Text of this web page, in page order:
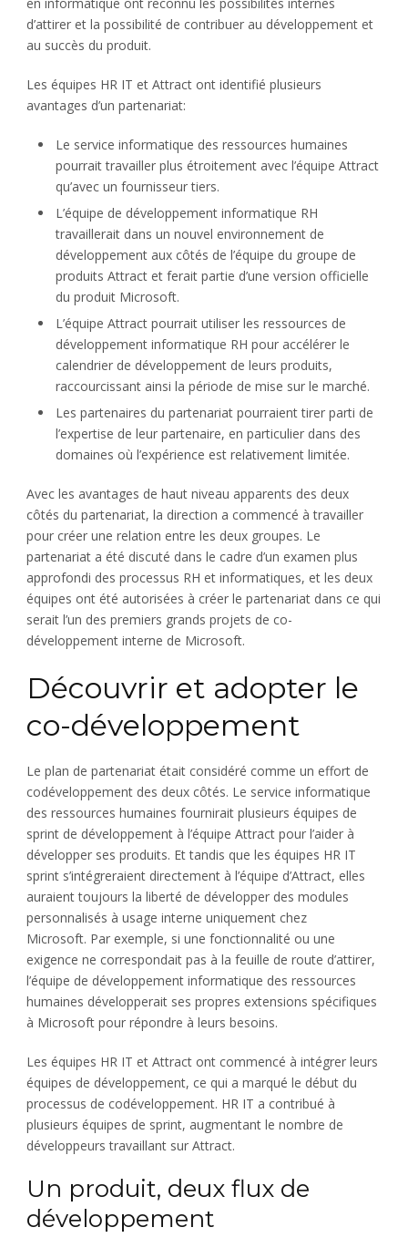
d’attirer et la possibilité de contribuer au développement et
au succès du produit.
Les équipes HR IT et Attract ont identifié plusieurs
avantages d’un partenariat:
Le service informatique des ressources humaines
pourrait travailler plus étroitement avec l’équipe Attract
qu’avec un fournisseur tiers.
L’équipe de développement informatique RH
travaillerait dans un nouvel environnement de
développement aux côtés de l’équipe du groupe de
produits Attract et ferait partie d’une version officielle
du produit Microsoft.
L’équipe Attract pourrait utiliser les ressources de
développement informatique RH pour accélérer le
calendrier de développement de leurs produits,
raccourcissant ainsi la période de mise sur le marché.
Les partenaires du partenariat pourraient tirer parti de
l’expertise de leur partenaire, en particulier dans des
domaines où l’expérience est relativement limitée.
Avec les avantages de haut niveau apparents des deux
côtés du partenariat, la direction a commencé à travailler
pour créer une relation entre les deux groupes. Le
partenariat a été discuté dans le cadre d’un examen plus
approfondi des processus RH et informatiques, et les deux
équipes ont été autorisées à créer le partenariat dans ce qui
serait l’un des premiers grands projets de co-
développement interne de Microsoft.
Découvrir et adopter le
co-développement
Le plan de partenariat était considéré comme un effort de
codéveloppement des deux côtés. Le service informatique
des ressources humaines fournirait plusieurs équipes de
sprint de développement à l’équipe Attract pour l’aider à
développer ses produits. Et tandis que les équipes HR IT
sprint s’intégreraient directement à l’équipe d’Attract, elles
auraient toujours la liberté de développer des modules
personnalisés à usage interne uniquement chez
Microsoft. Par exemple, si une fonctionnalité ou une
exigence ne correspondait pas à la feuille de route d’attirer,
l’équipe de développement informatique des ressources
humaines développerait ses propres extensions spécifiques
à Microsoft pour répondre à leurs besoins.
Les équipes HR IT et Attract ont commencé à intégrer leurs
équipes de développement, ce qui a marqué le début du
processus de codéveloppement. HR IT a contribué à
plusieurs équipes de sprint, augmentant le nombre de
développeurs travaillant sur Attract.
Un produit, deux flux de
développement